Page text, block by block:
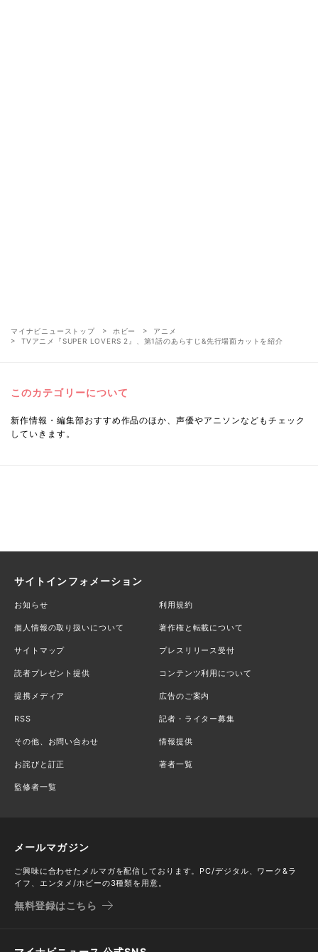
マイナビニューストップ ホビー
アニメ
TVアニメ『SUPER LOVERS 2』、第1話のあらすじ&先行場面カットを紹介
このカテゴリーについて
新作情報・編集部おすすめ作品のほか、声優やアニソンなどもチェック
していきます。
サイトインフォメーション
お知らせ 利用規約
個人情報の取り扱いについて 著作権と転載について
サイトマップ プレスリリース受付
読者プレゼント提供 コンテンツ利用について
提携メディア 広告のご案内
RSS 記者・ライター募集
その他、お問い合わせ 情報提供
お詫びと訂正 著者一覧
監修者一覧
メールマガジン
ご興味に合わせたメルマガを配信しております。PC/デジタル、ワーク&ラ
イフ、エンタメ/ホビーの3種類を用意。
無料登録はこちら